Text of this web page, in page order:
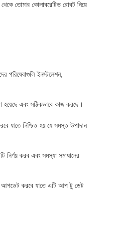
তোমার কোলাবরেটিভ রোবট নিয়ে
পরিষেবাগুলি ইনস্টলেশন,
হয়েছে এবং সঠিকভাবে কাজ করছে।
যাতে নিশ্চিত হয় যে সমস্ত উপাদান
নির্ণয় করব এবং সমস্যা সমাধানের
আপডেট করবে যাতে এটি আপ টু ডেট